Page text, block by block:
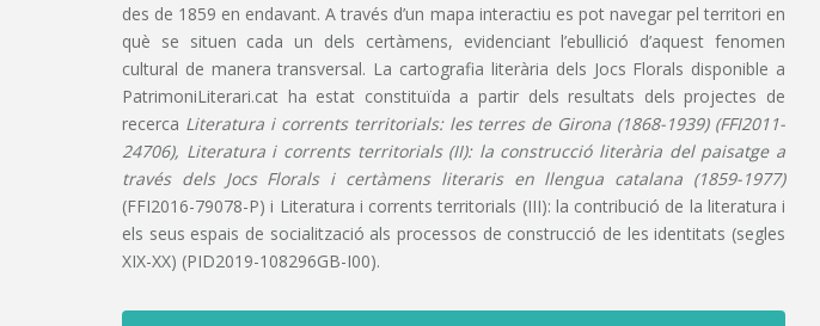
des de 1859 en endavant. A través d’un mapa interactiu es pot navegar pel territori en
què se situen cada un dels certàmens, evidenciant l’ebullició d’aquest fenomen
cultural de manera transversal. La cartografia literària dels Jocs Florals disponible a
PatrimoniLiterari.cat ha estat constituïda a partir dels resultats dels projectes de
recerca Literatura i corrents territorials: les terres de Girona (1868-1939) (FFI2011-
24706), Literatura i corrents territorials (II): la construcció literària del paisatge a
través dels Jocs Florals i certàmens literaris en llengua catalana (1859-1977)
(FFI2016-79078-P) i Literatura i corrents territorials (III): la contribució de la literatura i
els seus espais de socialització als processos de construcció de les identitats (segles
XIX-XX) (PID2019-108296GB-I00).